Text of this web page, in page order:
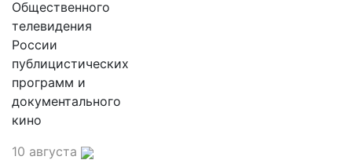
Общественного
телевидения
России
публицистических
программ и
документального
кино
10 августа